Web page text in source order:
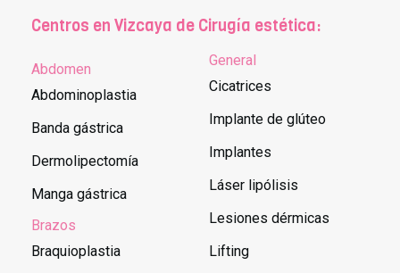
Centros en Vizcaya de Cirugía estética:
Abdomen
Abdominoplastia
Banda gástrica
Dermolipectomía
Manga gástrica
Brazos
Braquioplastia
General
Cicatrices
Implante de glúteo
Implantes
Láser lipólisis
Lesiones dérmicas
Lifting